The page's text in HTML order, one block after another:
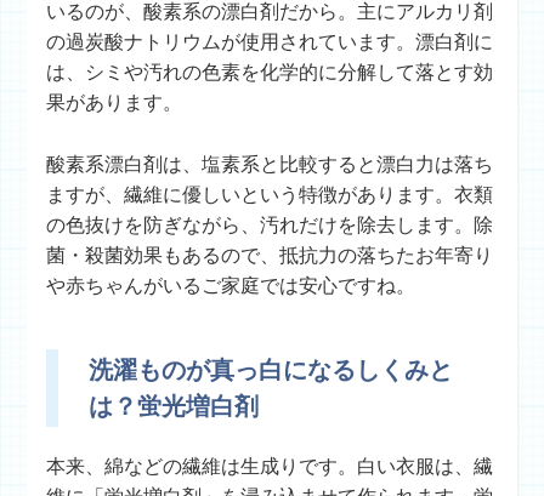
いるのが、酸素系の漂白剤だから。主にアルカリ剤
の過炭酸ナトリウムが使用されています。漂白剤に
は、シミや汚れの色素を化学的に分解して落とす効
果があります。
酸素系漂白剤は、塩素系と比較すると漂白力は落ち
ますが、繊維に優しいという特徴があります。衣類
の色抜けを防ぎながら、汚れだけを除去します。除
菌・殺菌効果もあるので、抵抗力の落ちたお年寄り
や赤ちゃんがいるご家庭では安心ですね。
洗濯ものが真っ白になるしくみと
は？蛍光増白剤
本来、綿などの繊維は生成りです。白い衣服は、繊